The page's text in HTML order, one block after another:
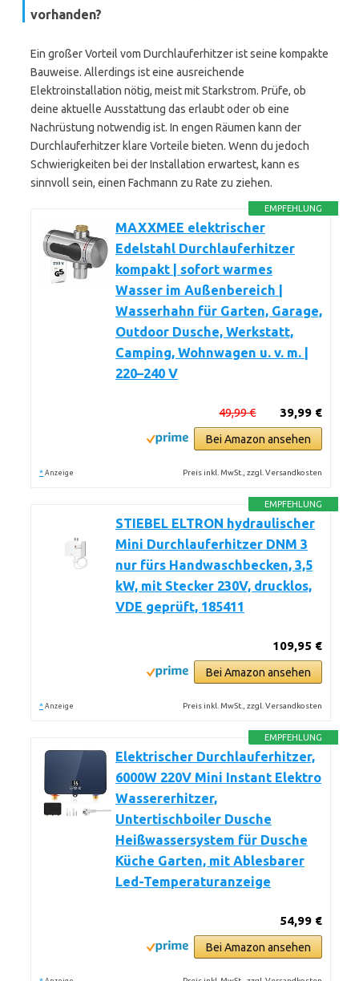
vorhanden?
Ein großer Vorteil vom Durchlauferhitzer ist seine kompakte
Bauweise. Allerdings ist eine ausreichende
Elektroinstallation nötig, meist mit Starkstrom. Prüfe, ob
deine aktuelle Ausstattung das erlaubt oder ob eine
Nachrüstung notwendig ist. In engen Räumen kann der
Durchlauferhitzer klare Vorteile bieten. Wenn du jedoch
Schwierigkeiten bei der Installation erwartest, kann es
sinnvoll sein, einen Fachmann zu Rate zu ziehen.
EMPFEHLUNG
MAXXMEE elektrischer
Edelstahl Durchlauferhitzer
kompakt | sofort warmes
Wasser im Außenbereich |
Wasserhahn für Garten, Garage,
Outdoor Dusche, Werkstatt,
Camping, Wohnwagen u. v. m. |
220–240 V
39,99 €
49,99 €
Bei Amazon ansehen
* Anzeige Preis inkl. MwSt., zzgl. Versandkosten
EMPFEHLUNG
STIEBEL ELTRON hydraulischer
Mini Durchlauferhitzer DNM 3
nur fürs Handwaschbecken, 3,5
kW, mit Stecker 230V, drucklos,
VDE geprüft, 185411
109,95 €
Bei Amazon ansehen
* Anzeige Preis inkl. MwSt., zzgl. Versandkosten
EMPFEHLUNG
Elektrischer Durchlauferhitzer,
6000W 220V Mini Instant Elektro
Wassererhitzer,
Untertischboiler Dusche
Heißwassersystem für Dusche
Küche Garten, mit Ablesbarer
Led-Temperaturanzeige
54,99 €
Bei Amazon ansehen